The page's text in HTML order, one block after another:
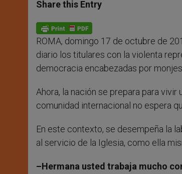
s
p
p
e
g
e
r
b
o
k
Share this Entry
ROMA, domingo 17 de octubre de
diario los titulares con la violenta
democracia encabezadas por
Ahora, la nación se prepara para
comunidad internacional no espera
En este contexto, se desempeña la
al servicio de la Iglesia, como ella
–Hermana usted trabaja mucho